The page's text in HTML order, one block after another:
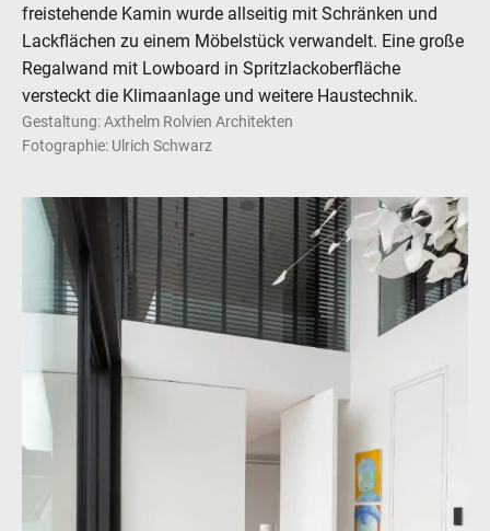
freistehende Kamin wurde allseitig mit Schränken und
Lackflächen zu einem Möbelstück verwandelt. Eine große
Regalwand mit Lowboard in Spritzlackoberfläche
versteckt die Klimaanlage und weitere Haustechnik.
Gestaltung: Axthelm Rolvien Architekten
Fotographie: Ulrich Schwarz